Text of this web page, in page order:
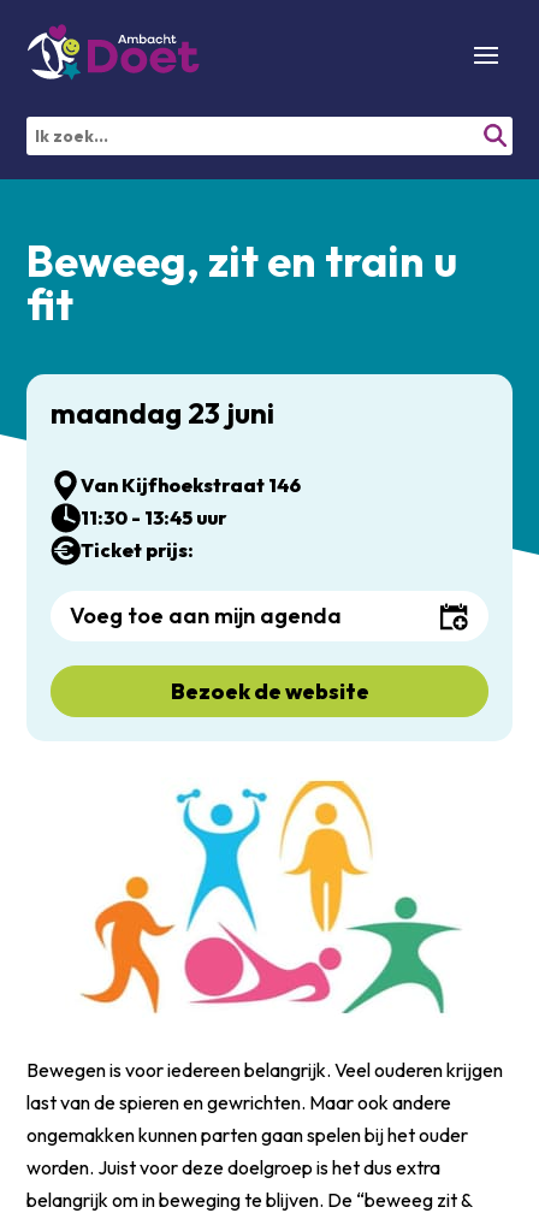
Beweeg, zit en train u
fit
Bewegen is voor iedereen belangrijk. Veel ouderen krijgen
last van de spieren en gewrichten. Maar ook andere
ongemakken kunnen parten gaan spelen bij het ouder
worden. Juist voor deze doelgroep is het dus extra
belangrijk om in beweging te blijven. De “beweeg zit &
maandag 23 juni
Van Kijfhoekstraat 146
11:30 - 13:45 uur
Ticket prijs:
Voeg toe aan mijn agenda
Bezoek de website